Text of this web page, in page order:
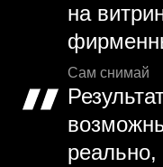
на
Сам снимай